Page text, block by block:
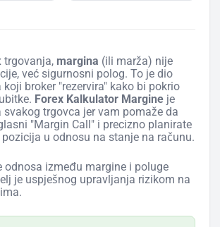
trgovanja, margina (ili marža) nije
već sigurnosni polog. To je dio
broker "rezervira" kako bi pokrio
Forex Kalkulator Margine je
trgovca jer vam pomaže da
"Margin Call" i precizno planirate
u odnosu na stanje na računu.
odnosa između margine i poluge
je uspješnog upravljanja rizikom na